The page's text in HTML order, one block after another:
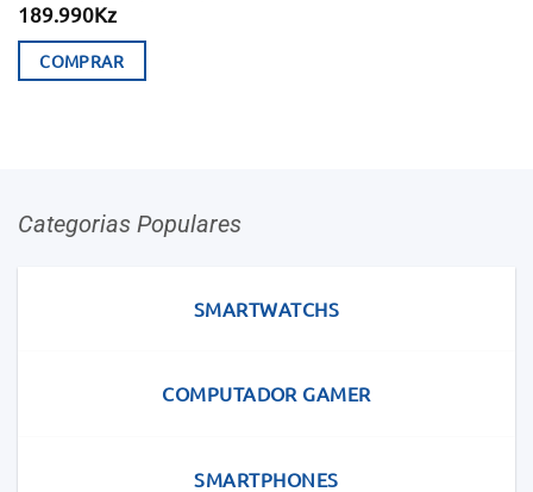
189.990Kz
COMPRAR
Categorias Populares
SMARTWATCHS
COMPUTADOR GAMER
SMARTPHONES